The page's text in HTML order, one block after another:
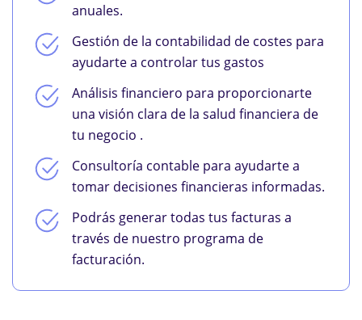
anuales.
Gestión de la contabilidad de costes para
ayudarte a controlar tus gastos
Análisis financiero para proporcionarte
una visión clara de la salud financiera de
tu negocio .
Consultoría contable para ayudarte a
tomar decisiones financieras informadas.
Podrás generar todas tus facturas a
través de nuestro programa de
facturación.